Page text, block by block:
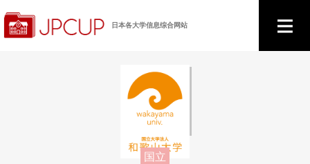
日本各大学信息综合网站
国立